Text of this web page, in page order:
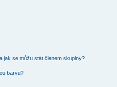
jak se můžu stát členem skupiny?
barvu?